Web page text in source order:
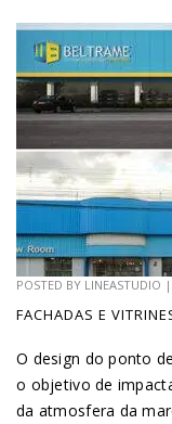
POSTED BY LINEASTUDIO |
FACHADAS E
O design do ponto
o objetivo de
da atmosfera da